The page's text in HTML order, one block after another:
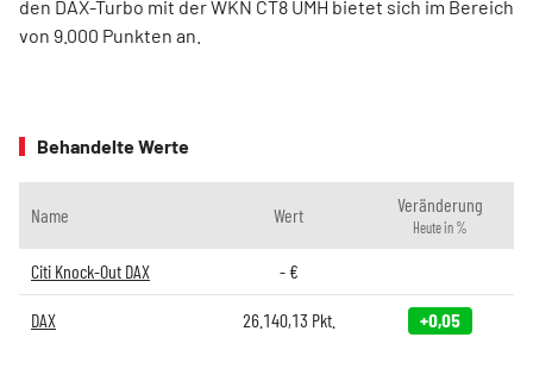
den DAX-Turbo mit der WKN CT8 UMH bietet sich im Bereich
von 9.000 Punkten an.
Behandelte Werte
Name Wert Veränderung
Heute in %
Citi Knock-Out DAX -€
DAX 26.140,13 Pkt. +0,05